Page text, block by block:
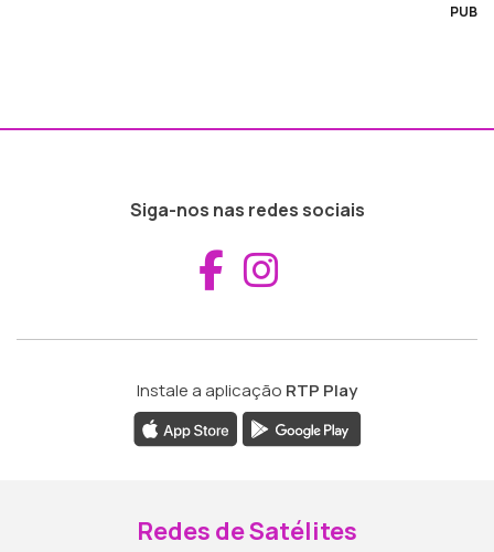
PUB
Siga-nos nas redes sociais
Aceder ao
Instale a aplicação RTP Play
Redes de Satélites